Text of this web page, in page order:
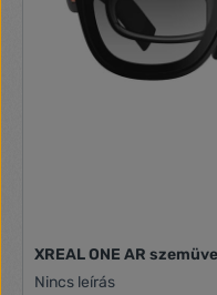
XREAL ONE AR
Nincs leírás